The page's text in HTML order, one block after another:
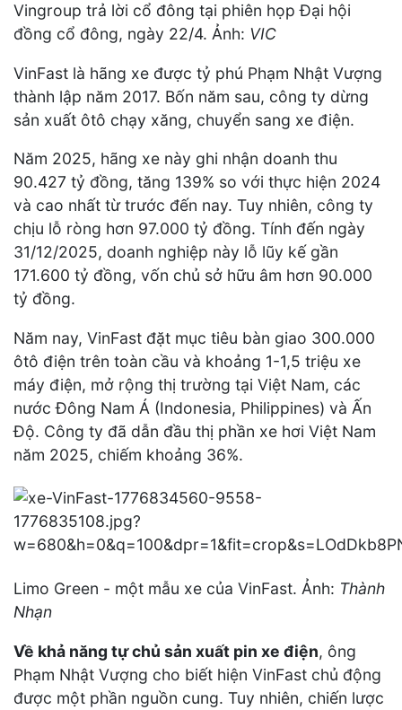
Vingroup trả lời cổ đông tại phiên họp Đại hội
đồng cổ đông, ngày 22/4. Ảnh: VIC
VinFast là hãng xe được tỷ phú Phạm Nhật Vượng
thành lập năm 2017. Bốn năm sau, công ty dừng
sản xuất ôtô chạy xăng, chuyển sang xe điện.
Năm 2025, hãng xe này ghi nhận doanh thu
90.427 tỷ đồng, tăng 139% so với thực hiện 2024
và cao nhất từ trước đến nay. Tuy nhiên, công ty
chịu lỗ ròng hơn 97.000 tỷ đồng. Tính đến ngày
31/12/2025, doanh nghiệp này lỗ lũy kế gần
171.600 tỷ đồng, vốn chủ sở hữu âm hơn 90.000
tỷ đồng.
Năm nay, VinFast đặt mục tiêu bàn giao 300.000
ôtô điện trên toàn cầu và khoảng 1-1,5 triệu xe
máy điện, mở rộng thị trường tại Việt Nam, các
nước Đông Nam Á (Indonesia, Philippines) và Ấn
Độ. Công ty đã dẫn đầu thị phần xe hơi Việt Nam
năm 2025, chiếm khoảng 36%.
Limo Green - một mẫu xe của VinFast. Ảnh: Thành
Nhạn
Về khả năng tự chủ sản xuất pin xe điện, ông
Phạm Nhật Vượng cho biết hiện VinFast chủ động
được một phần nguồn cung. Tuy nhiên, chiến lược